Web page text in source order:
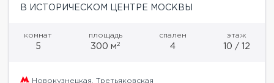
В ИСТОРИЧЕСКОМ ЦЕНТРЕ МОСКВЫ
комнат
5
площадь
300 м2
спален
4
этаж
10 / 12
Новокузнецкая Третьяковская